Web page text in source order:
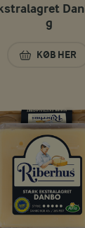
g
KØB HER
STÆRK